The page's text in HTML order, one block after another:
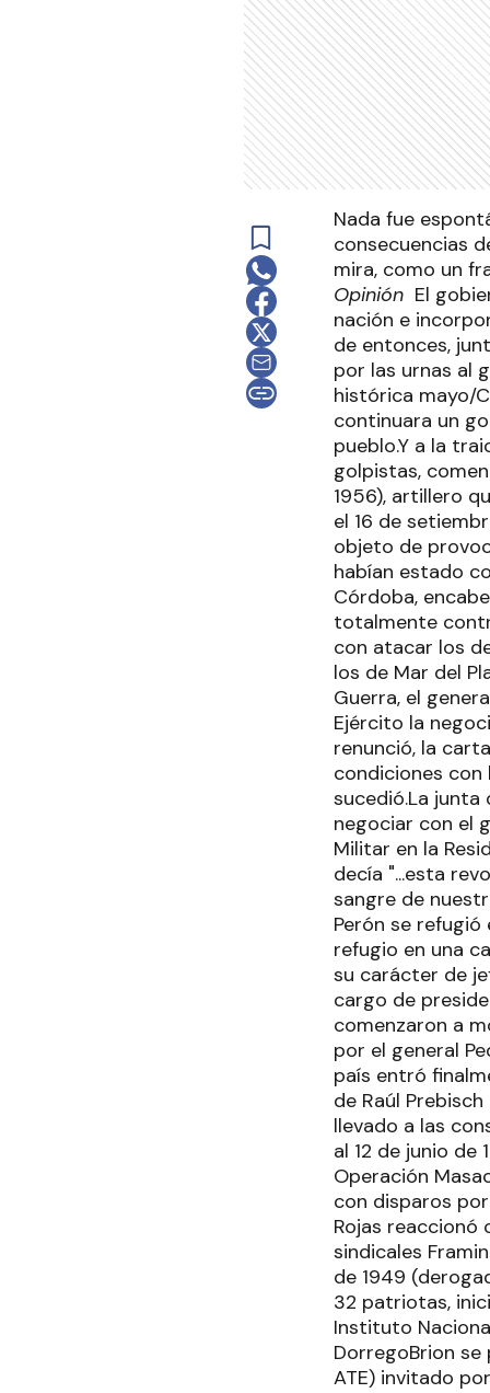
Nada fue
consecuencias
mira, como un
Opinión El
nación e
de entonces,
por las urnas al
histórica mayo/
continuara un
pueblo.Y a la
golpistas,
1956), artillero
el 16 de
objeto de
habían estado
Córdoba,
totalmente
con atacar los
los de Mar del
Guerra, el
Ejército la
renunció, la
condiciones con
sucedió.La
negociar con el
Militar en la
decía "...esta
sangre de
Perón se
refugio en una
su carácter de
cargo de
comenzaron a
por el general
país entró
de Raúl
llevado a las
al 12 de junio
Operación
con disparos
Rojas
sindicales
de 1949
32 patriotas,
Instituto
DorregoBrion se
ATE) invitado